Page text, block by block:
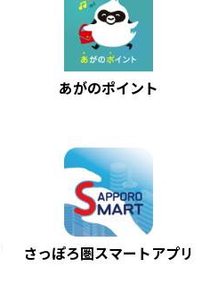
あがのポイント
さっぽろ圏スマートアプリ